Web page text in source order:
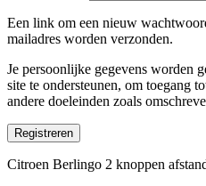
Een link om een nieuw
mailadres worden verzonden.
Je persoonlijke gegevens worden
site te ondersteunen, om toegang
andere doeleinden zoals
Registreren
Citroen Berlingo 2 knoppen